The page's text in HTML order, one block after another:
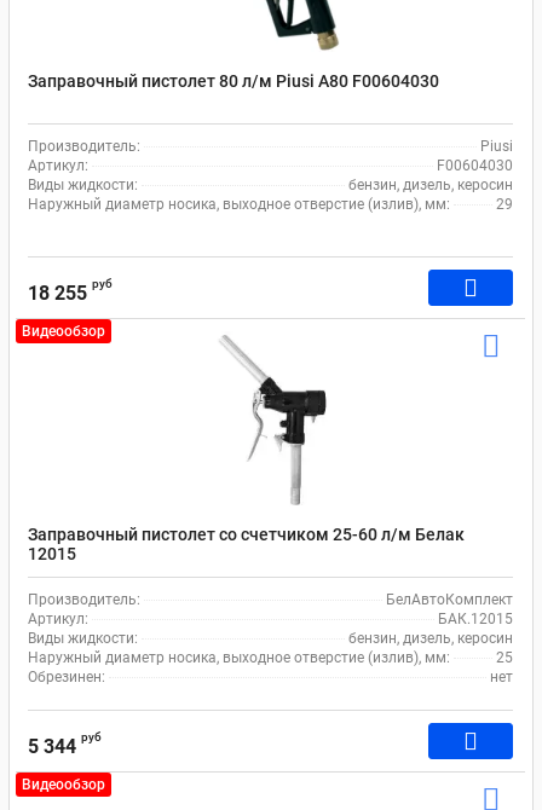
Заправочный пистолет 80 л/м Piusi A80 F00604030
Производитель:
Piusi
Артикул:
F00604030
Виды жидкости:
бензин, дизель, керосин
Наружный диаметр носика, выходное отверстие (излив), мм:
29
18 255 руб
Видеообзор
Заправочный пистолет со счетчиком 25-60 л/м Белак
12015
Производитель:
БелАвтоКомплект
Артикул:
БАК.12015
Виды жидкости:
бензин, дизель, керосин
Наружный диаметр носика, выходное отверстие (излив), мм:
25
Обрезинен:
нет
5 344 руб
Видеообзор